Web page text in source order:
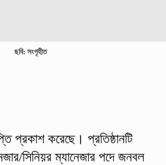
ছবি: সংগৃহীত
প্রকাশ করেছে। প্রতিষ্ঠানটি
সিনিয়র ম্যানেজার পদে জনবল